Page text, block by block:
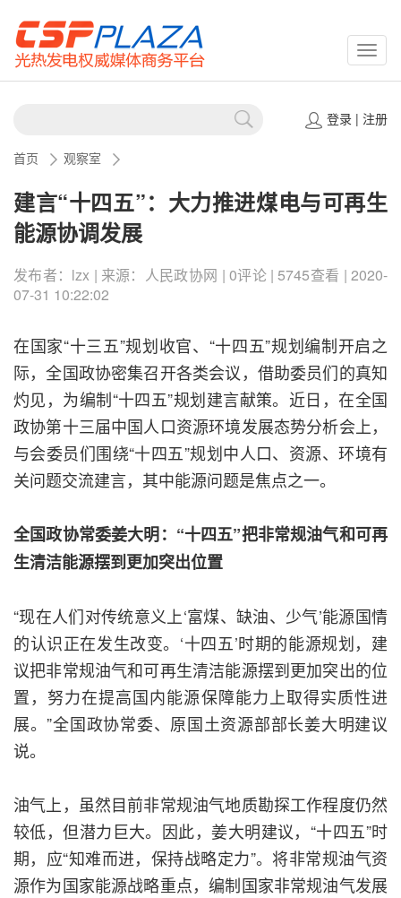
登录| 注册
首页 观察室
建言“十四五”：大力推进煤电与可再生
能源协调发展
发布者：lzx | 来源：人民政协网 | 0评论 | 5745查看 | 2020-
07-31 10:22:02
在国家“十三五”规划收官、“十四五”规划编制开启之
际，全国政协密集召开各类会议，借助委员们的真知
灼见，为编制“十四五”规划建言献策。近日，在全国
政协第十三届中国人口资源环境发展态势分析会上，
与会委员们围绕“十四五”规划中人口、资源、环境有
关问题交流建言，其中能源问题是焦点之一。
全国政协常委姜大明：“十四五”把非常规油气和可再
生清洁能源摆到更加突出位置
“现在人们对传统意义上‘富煤、缺油、少气’能源国情
的认识正在发生改变。‘十四五’时期的能源规划，建
议把非常规油气和可再生清洁能源摆到更加突出的位
置，努力在提高国内能源保障能力上取得实质性进
展。”全国政协常委、原国土资源部部长姜大明建议
说。
油气上，虽然目前非常规油气地质勘探工作程度仍然
较低，但潜力巨大。因此，姜大明建议，“十四五”时
期，应“知难而进，保持战略定力”。将非常规油气资
源作为国家能源战略重点，编制国家非常规油气发展